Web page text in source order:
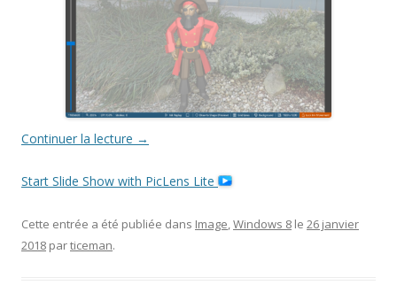
Continuer la lecture →
Start Slide Show with PicLens Lite
Cette entrée a été publiée dans Image,Windows 8 le 26 janvier
2018 particeman.